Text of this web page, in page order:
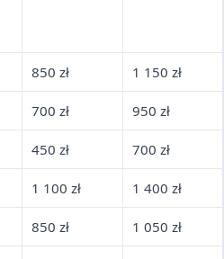
850 zł 1 150 zł
700 zł 950 zł
450 zł 700 zł
1 100 zł 1 400 zł
850 zł 1 050 zł